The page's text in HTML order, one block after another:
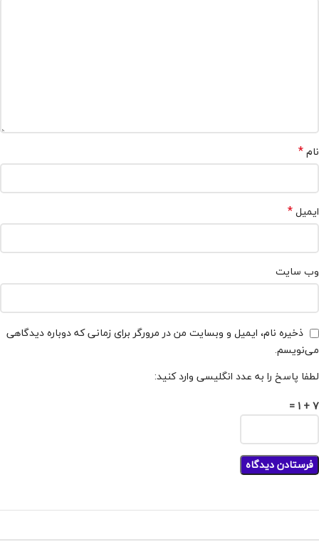
نام*
ایمیل*
وب‌ سایت
ذخیره نام، ایمیل و وبسایت من در مرورگر برای زمانی که دوباره دیدگاهی
می‌نویسم.
لطفا پاسخ را به عدد انگلیسی وارد کنید:
7 + 1 =